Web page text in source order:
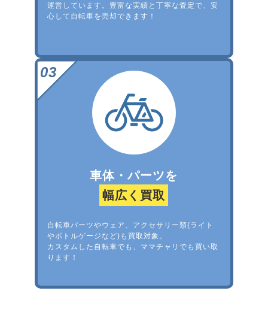
運営しています。豊富な実績と丁寧な査定で、安
心して自転車を売却できます！
車体・パーツを
幅広く買取
自転車パーツやウェア、アクセサリー類(ライト
やボトルゲージなど)も買取対象。
カスタムした自転車でも、ママチャリでも買い取
ります！